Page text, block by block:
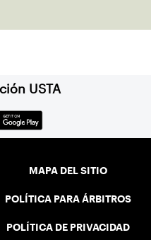
USTA
MAPA DEL SITIO
POLÍTICA PARA ÁRBITROS
POLÍTICA DE PRIVACIDAD